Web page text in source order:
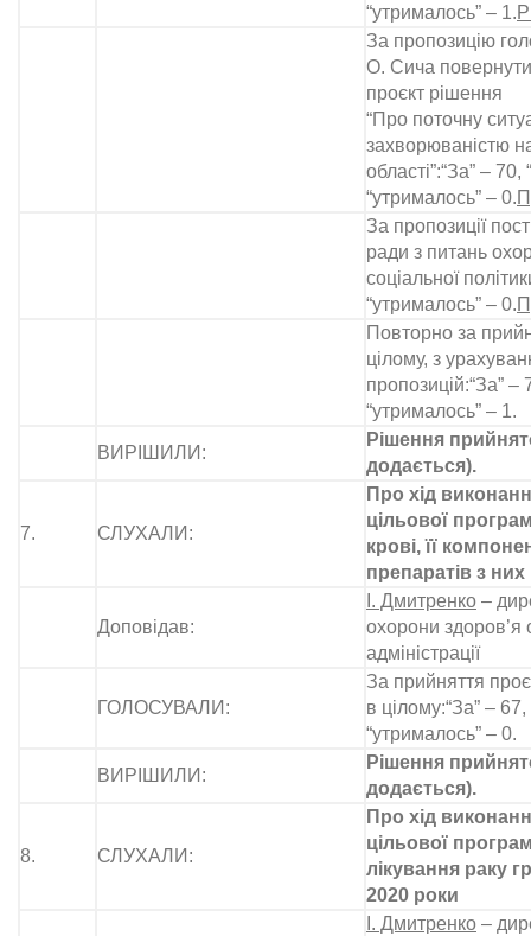
“утрималось” – 1.
За пропозицію
О. Сича
проєкт рішення
“Про поточну
захворюваністю
області”:“За” – 70,
“утрималось” – 0.
За пропозиції
ради з питань
соціальної
“утрималось” – 0.
Повторно за
цілому, з
пропозицій:“За” –
“утрималось” – 1.
ВИРІШИЛИ:
Рішення
додається).
7. СЛУХАЛИ:
Про хід
цільової
крові, її
препаратів з
Доповідав:
І. Дмитренко –
охорони здоров’я
адміністрації
ГОЛОСУВАЛИ:
За прийняття
в цілому:“За” – 67,
“утрималось” – 0.
ВИРІШИЛИ:
Рішення
додається).
8. СЛУХАЛИ:
Про хід
цільової
лікування раку
2020 роки
І. Дмитренко –